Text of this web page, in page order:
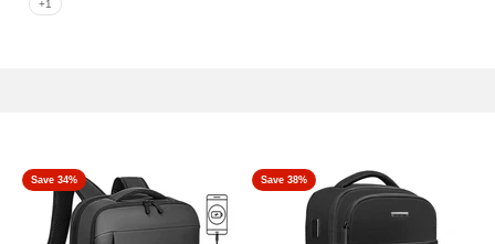
+1
Save 34% Save 38%